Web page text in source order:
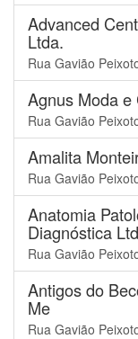
Advanced
Ltda.
Rua Gavião
Agnus Moda
Rua Gavião
Amalita
Rua Gavião
Anatomia
Diagnóstica
Rua Gavião
Antigos do
Me
Rua Gavião